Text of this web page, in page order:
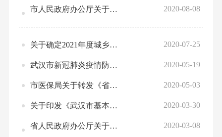
市人民政府办公厅关于印发进一步加强城乡居民基本医疗保险市级统筹工作实施方案的通知 2020-08-08
关于确定2021年度城乡居民基本医疗保险个人缴费标准的通知 2020-07-25
武汉市新冠肺炎疫情防控指挥部综合组关于做好疫情防控资金结算工作的通知 2020-05-19
市医保局关于转发《省医疗保障局关于疫情期间将核酸检测等项目临时纳入医保目录的通知》的通知 2020-05-03
关于印发《武汉市基本医疗保险特殊药品使用管理办法》的通知 2020-03-30
省人民政府办公厅关于进一步做实城乡居民基本医疗保险市级统筹工作的实施意见 2020-03-08